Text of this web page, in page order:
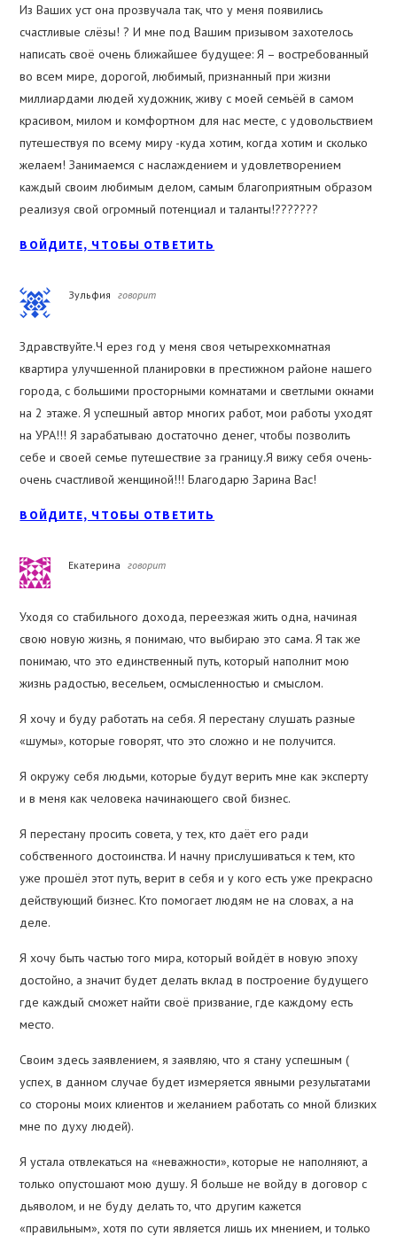
Из Ваших уст она прозвучала так, что у меня появились
счастливые слёзы! ? И мне под Вашим призывом захотелось
написать своё очень ближайшее будущее: Я – востребованный
во всем мире, дорогой, любимый, признанный при жизни
миллиардами людей художник, живу с моей семьёй в самом
красивом, милом и комфортном для нас месте, с удовольствием
путешествуя по всему миру -куда хотим, когда хотим и сколько
желаем! Занимаемся с наслаждением и удовлетворением
каждый своим любимым делом, самым благоприятным образом
реализуя свой огромный потенциал и таланты!???????
ВОЙДИТЕ, ЧТОБЫ ОТВЕТИТЬ
Зульфия говорит
Здравствуйте.Ч ерез год у меня своя четырехкомнатная
квартира улучшенной планировки в престижном районе нашего
города, с большими просторными комнатами и светлыми окнами
на 2 этаже. Я успешный автор многих работ, мои работы уходят
на УРА!!! Я зарабатываю достаточно денег, чтобы позволить
себе и своей семье путешествие за границу.Я вижу себя очень-
очень счастливой женщиной!!! Благодарю Зарина Вас!
ВОЙДИТЕ, ЧТОБЫ ОТВЕТИТЬ
Екатерина говорит
Уходя со стабильного дохода, переезжая жить одна, начиная
свою новую жизнь, я понимаю, что выбираю это сама. Я так же
понимаю, что это единственный путь, который наполнит мою
жизнь радостью, весельем, осмысленностью и смыслом.
Я хочу и буду работать на себя. Я перестану слушать разные
«шумы», которые говорят, что это сложно и не получится.
Я окружу себя людьми, которые будут верить мне как эксперту
и в меня как человека начинающего свой бизнес.
Я перестану просить совета, у тех, кто даёт его ради
собственного достоинства. И начну прислушиваться к тем, кто
уже прошёл этот путь, верит в себя и у кого есть уже прекрасно
действующий бизнес. Кто помогает людям не на словах, а на
деле.
Я хочу быть частью того мира, который войдёт в новую эпоху
достойно, а значит будет делать вклад в построение будущего
где каждый сможет найти своё призвание, где каждому есть
место.
Своим здесь заявлением, я заявляю, что я стану успешным (
успех, в данном случае будет измеряется явными результатами
со стороны моих клиентов и желанием работать со мной близких
мне по духу людей).
Я устала отвлекаться на «неважности», которые не наполняют, а
только опустошают мою душу. Я больше не войду в договор с
дьяволом, и не буду делать то, что другим кажется
«правильным», хотя по сути является лишь их мнением, и только